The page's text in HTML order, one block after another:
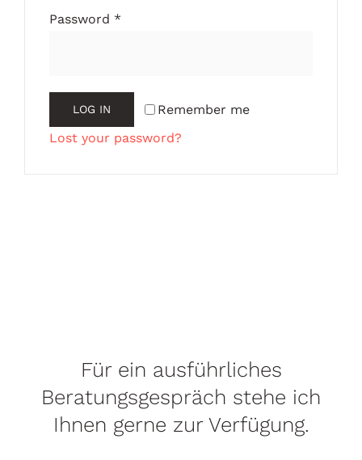
Password *
Remember me
LOG IN
Lost your password?
Für ein ausführliches
Beratungsgespräch stehe ich
Ihnen gerne zur Verfügung.